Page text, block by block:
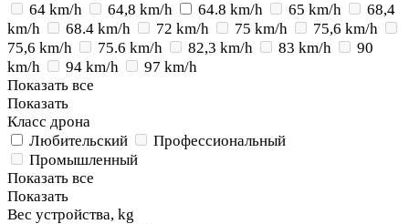
64 km/h
64,8 km/h 64.8 km/h 65 km/h
68,4
km/h
68.4 km/h 72 km/h 75 km/h
75,6 km/h
75,6 km/h
75.6 km/h 82,3 km/h 83 km/h
90
km/h
94 km/h
97 km/h
Показать все
Показать
Класс дрона
Любительский
Профессиональный
Промышленный
Показать все
Показать
Вес устройства, kg